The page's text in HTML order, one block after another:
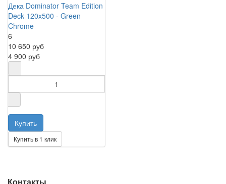
Дека Dominator Team Edition
Deck 120x500 - Green
Chrome
6
10 650 руб
4 900 руб
Купить в 1 клик
Контакты